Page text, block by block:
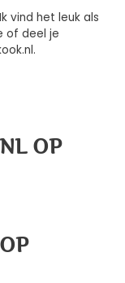
vind het leuk als
of deel je
OP